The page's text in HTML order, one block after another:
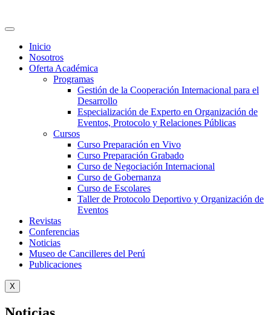
Inicio
Nosotros
Oferta Académica
Programas
Gestión de la Cooperación Internacional para el
Desarrollo
Especialización de Experto en Organización de
Eventos, Protocolo y Relaciones Públicas
Cursos
Curso Preparación en Vivo
Curso Preparación Grabado
Curso de Negociación Internacional
Curso de Gobernanza
Curso de Escolares
Taller de Protocolo Deportivo y Organización de
Eventos
Revistas
Conferencias
Noticias
Museo de Cancilleres del Perú
Publicaciones
X